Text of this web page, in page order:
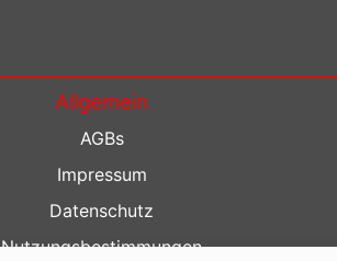
Allgemein
AGBs
Impressum
Datenschutz
Nutzungsbestimmungen